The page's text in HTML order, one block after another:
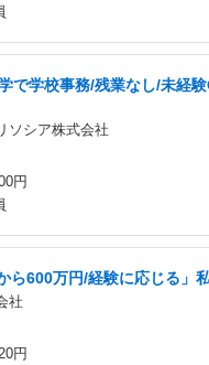
で学校事務/残業なし/未経
ソシア株式会社
円
ら600万円/経験に応じる」
社
円